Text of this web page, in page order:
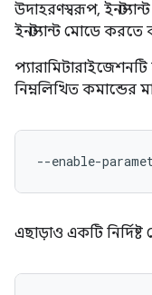
উদাহরণস্বরূপ,
ইনস্ট্যান্ট মোডে করতে
নিম্নলিখিত কমান্ডের
এছাড়াও একটি